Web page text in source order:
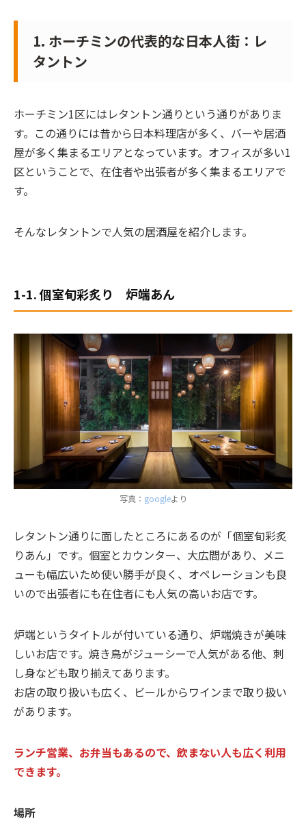
1. ホーチミンの代表的な日本人街：レ
タントン
ホーチミン1区にはレタントン通りという通りがありま
す。この通りには昔から日本料理店が多く、バーや居酒
屋が多く集まるエリアとなっています。オフィスが多い1
区ということで、在住者や出張者が多く集まるエリアで
す。
そんなレタントンで人気の居酒屋を紹介します。
1-1. 個室旬彩炙り 炉端あん
写真： googleより
レタントン通りに面したところにあるのが「個室旬彩炙
りあん」です。個室とカウンター、大広間があり、メニ
ューも幅広いため使い勝手が良く、オペレーションも良
いので出張者にも在住者にも人気の高いお店です。
炉端というタイトルが付いている通り、炉端焼きが美味
しいお店です。焼き鳥がジューシーで人気がある他、刺
し身なども取り揃えてあります。
お店の取り扱いも広く、ビールからワインまで取り扱い
があります。
ランチ営業、お弁当もあるので、飲まない人も広く利用
できます。
場所